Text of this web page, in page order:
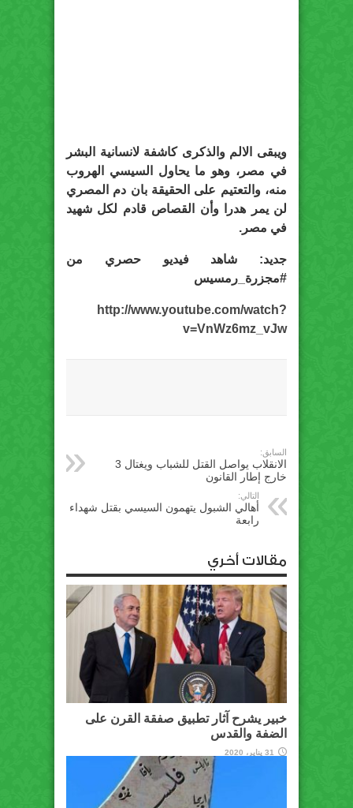
ويبقى الالم والذكرى كاشفة لانسانية البشر
في مصر، وهو ما يحاول السيسي الهروب
منه، والتعتيم على الحقيقة بان دم المصري
لن يمر هدرا وأن القصاص قادم لكل شهيد
في مصر.
جديد: شاهد فيديو حصري من
#مجزرة_رمسيس
http://www.youtube.com/watch?
v=VnWz6mz_vJw
السابق:
الانقلاب يواصل القتل للشباب ويغتال 3
خارج إطار القانون
التالي:
أهالي الشبول يتهمون السيسي بقتل شهداء
رابعة
مقالات أخري
خبير يشرح آثار تطبيق صفقة القرن على
الضفة والقدس
31 يناير، 2020